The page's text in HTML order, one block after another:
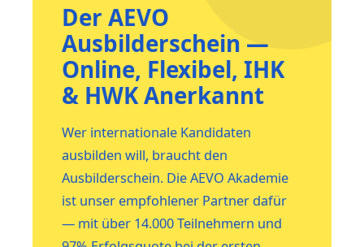
Der AEVO
Ausbilderschein —
Online, Flexibel, IHK
& HWK Anerkannt
Wer internationale Kandidaten
ausbilden will, braucht den
Ausbilderschein. Die AEVO Akademie
ist unser empfohlener Partner dafür
— mit über 14.000 Teilnehmern und